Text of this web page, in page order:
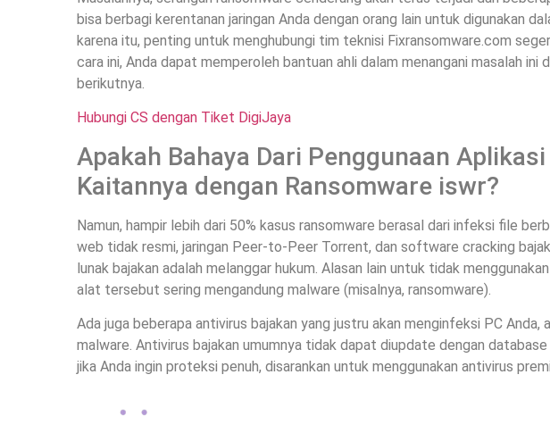
bisa berbagi kerentanan jaringan Anda dengan orang lain untuk digunakan
karena itu, penting untuk menghubungi tim teknisi Fixransomware.com
cara ini, Anda dapat memperoleh bantuan ahli dalam menangani masalah ini
berikutnya.
Hubungi CS dengan Tiket DigiJaya
Apakah Bahaya Dari Penggunaan
Kaitannya dengan Ransomware iswr?
Namun, hampir lebih dari 50% kasus ransomware berasal dari infeksi file
web tidak resmi, jaringan Peer-to-Peer Torrent, dan software cracking
lunak bajakan adalah melanggar hukum. Alasan lain untuk tidak
alat tersebut sering mengandung malware (misalnya, ransomware).
Ada juga beberapa antivirus bajakan yang justru akan menginfeksi PC Anda,
malware. Antivirus bajakan umumnya tidak dapat diupdate dengan
jika Anda ingin proteksi penuh, disarankan untuk menggunakan antivirus